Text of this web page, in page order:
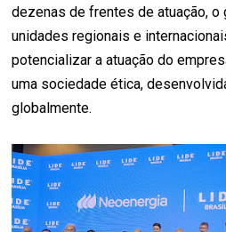
dezenas de frentes de atuação, o
unidades regionais e
potencializar a atuação do
uma sociedade ética,
globalmente.